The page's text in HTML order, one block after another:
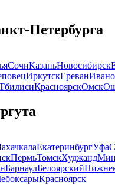
Петербурга
СочиКазаньНовосибирск
ИркутскЕреван
КрасноярскОмск
ЕкатеринбургУфа
ПермьТомскХуджанд
БарнаулБелоярский
Красноярск